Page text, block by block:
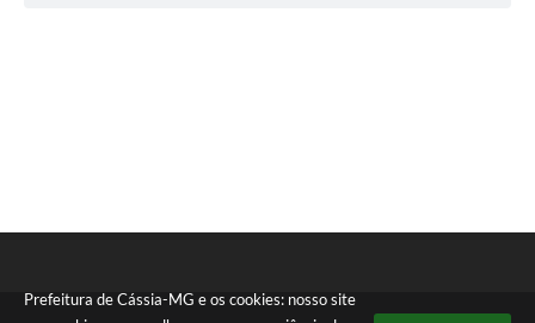
Prefeitura de Cássia-MG e os cookies: nosso site